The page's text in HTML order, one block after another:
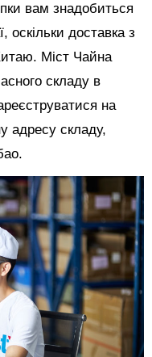
вам знадобиться
оскільки доставка з
Міст Чайна
складу в
на
адресу складу,